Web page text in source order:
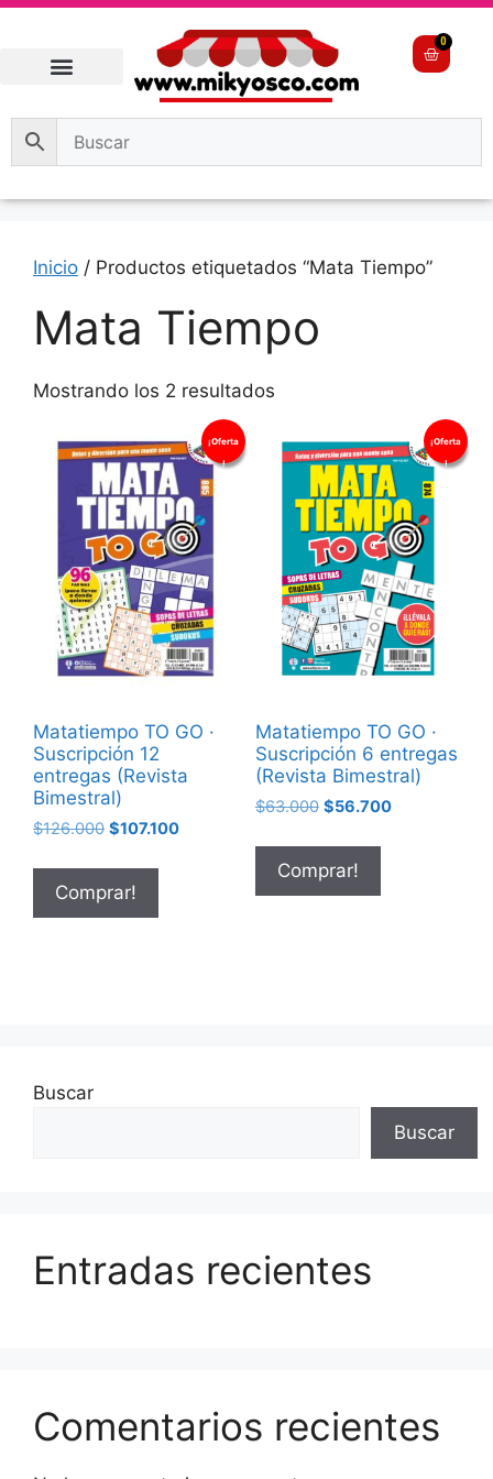
0
Inicio / Productos etiquetados “Mata Tiempo”
Mata Tiempo
Mostrando los 2 resultados
¡Oferta
!
Matatiempo TO GO ·
Suscripción 12
entregas (Revista
Bimestral)
$126.000 $107.100
Comprar!
¡Oferta
!
Matatiempo TO GO ·
Suscripción 6 entregas
(Revista Bimestral)
$63.000 $56.700
Comprar!
Buscar
Buscar
Entradas recientes
Comentarios recientes